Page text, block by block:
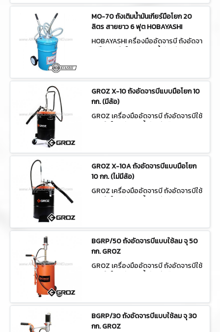
MO-70 ถังเติมน้ำมันเกียร์มือโยก 20
ลิตร สายยาว 6 ฟุต HOBAYASHI
HOBAYASHI ครื่องมืออัดจารบี ถังอัดจา
รบีใช้ลม/มือโยก ถังเติมน้ำมันเกียร์ MO-
GROZ X-10 ถังอัดจารบีแบบมือโยก 10
กก. (มีล้อ)
GROZ เครื่องมืออัดจารบี ถังอัดจารบีใช้
ลม/มือโยก ถังเติมน้ำมันเกียร์ X-10
GROZ X-10A ถังอัดจารบีแบบมือโยก
10 กก. (ไม่มีล้อ)
GROZ เครื่องมืออัดจารบี ถังอัดจารบีใช้
ลม/มือโยก ถังเติมน้ำมันเกียร์ X-10A
BGRP/50 ถังอัดจารบีแบบใช้ลม จุ 50
กก. GROZ
GROZ เครื่องมืออัดจารบี ถังอัดจารบีใช้
ลม/มือโยก ถังเติมน้ำมันเกียร์ BGRP/50
BGRP/30 ถังอัดจารบีแบบใช้ลม จุ 30
กก. GROZ